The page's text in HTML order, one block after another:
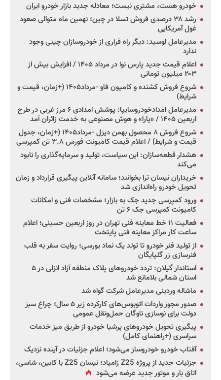
خودرو هست، مشتری نیست؛ معادله جدید بازار خودرو ایران
رشد ۳۸ درصدی فروش تسلا در چین؛ نهمین ماه متوالی صعود
غول آمریکایی
مدیرعامل لوسید: دیگر راه فراری از خودروسازان چینی وجود
ندارد
اعلام قیمت جدید پارس نوا در مرداد ۱۴۰۵ / افزایش بیش از
۲۰۳ میلیون تومانی
شروع فروش کشنده و کامیون فاو -مرداد۱۴۰۵ (+زمان، قیمت و
شرایط)
مدیرعامل امدادخودروسایپا: پوشش امدادی ۶ مرز غربی در طرح
اربعین ۱۴۰۵ / «یارا» و هوش مصنوعی به خدمت زائران آمد
شروع فروش ۸ محصول بهمن دیزل -مرداد۱۴۰۵ (+زمان، جدول
قیمت و شرایط) / اعلام قیمت کامیونت فورس ۳.۸ تن کمپرسی
هشدار قطعه‌سازان: این سیاست، تولید و سرمایه‌گذاری را نابود
می‌کند
خریداران نیسان ترا بخوانند؛ سامانه آنلاین پیگیری قرارداد و زمان
تحویل خودرو راه‌اندازی شد
ورود کمپرسی جدید جک به بازار؛ مشخصات فنی و امکانات
کامیونت کمپرسی جک ۶ تن
فعالیت ۱۱ خط معاینه فنی تهران در روز اربعین حسینی؛ اعلام
ساعت کار مراکز معاینه فنی پایتخت
از تولید فنر خودرو تا تولد یک نماد بورسی؛ روایت سفر به قلب
فنرسازی زر گلپایگان
استاندار گیلان: تردد خودروهای پلاک منطقه آزاد انزلی در ۵
استان شمالی بلامانع شد
ماشاله وردینی مدیرعامل شرکت گواه شد
صدور مجوز واردات اتوبوس‌های کارکرده زیر ۵ سال؛ چراغ سبز
دولت برای نوسازی ناوگان حمل‌ونقل عمومی
پیگیری تحویل خودروهای پرشیا خودرو از طریق میز خدمات
سراسری (+راهنمای کامل)
آفتاب خودرو خودروساز می‌شود؛ اعلام جزئیات در آینده نزدیک
جزئیات جدید از پروژه Z25 زامیاد؛ نیسان Z25 با کابین، شاسی،
اتاق بار و موتور جدید عرضه می‌شود